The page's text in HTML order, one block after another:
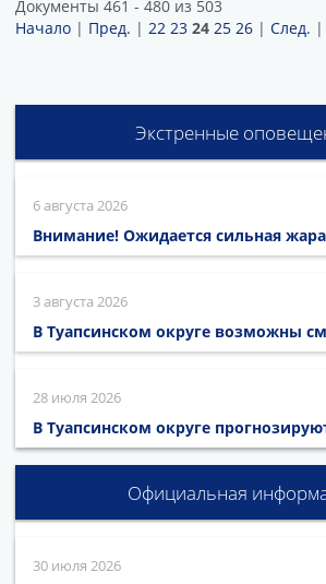
Документы 461 - 480 из 503
Начало | Пред. | 22 23 24 25 26 | След. |
Экстренные
6 августа 2026
Внимание! Ожидается сильная жара
3 августа 2026
В Туапсинском округе возможны
28 июля 2026
В Туапсинском округе
Официальная
30 июля 2026